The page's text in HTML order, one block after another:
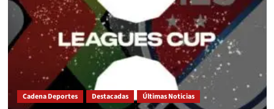
Cadena Deportes Destacadas Últimas Noticias